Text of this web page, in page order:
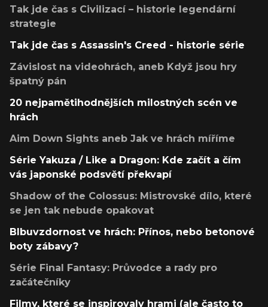
Tak jde čas s Civilizací – historie legendární
strategie
Tak jde čas s Assassin's Creed - historie série
Závislost na videohrách, aneb Když jsou hry
špatný pán
20 nejpamětihodnějších milostných scén ve
hrách
Aim Down Sights aneb Jak ve hrách míříme
Série Yakuza / Like a Dragon: Kde začít a čím
vás japonské podsvětí překvapí
Shadow of the Colossus: Mistrovské dílo, které
se jen tak nebude opakovat
Blbuvzdornost ve hrách: Přínos, nebo betonové
boty zábavy?
Série Final Fantasy: Průvodce a rady pro
začátečníky
Filmy, které se inspirovaly hrami (ale často to